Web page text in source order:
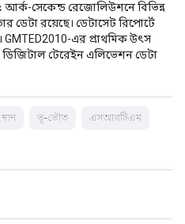
আর্ক-সেকেন্ড রেজোলিউশনে বিভিন্ন
ডেটা রয়েছে। ডেটাসেট রিপোর্টে
GMTED2010-এর প্রাথমিক উৎস
টেরেইন এলিভেশন ডেটা
ভূ-ভৌত এসআরটিএম